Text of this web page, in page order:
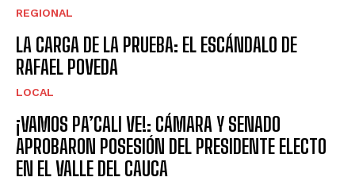
REGIONAL
LA CARGA DE LA PRUEBA: EL ESCÁNDALO DE
RAFAEL POVEDA
LOCAL
¡VAMOS PA’CALI VE!: CÁMARA Y SENADO
APROBARON POSESIÓN DEL PRESIDENTE ELECTO
EN EL VALLE DEL CAUCA